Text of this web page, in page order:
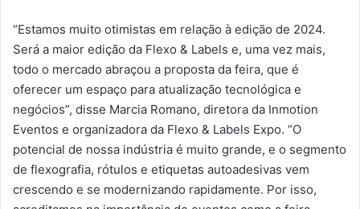
“Estamos muito otimistas em relação à edição de 2024.
Será a maior edição da Flexo & Labels e, uma vez mais,
todo o mercado abraçou a proposta da feira, que é
oferecer um espaço para atualização tecnológica e
negócios”, disse Marcia Romano, diretora da Inmotion
Eventos e organizadora da Flexo & Labels Expo. “O
potencial de nossa indústria é muito grande, e o segmento
de flexografia, rótulos e etiquetas autoadesivas vem
crescendo e se modernizando rapidamente. Por isso,